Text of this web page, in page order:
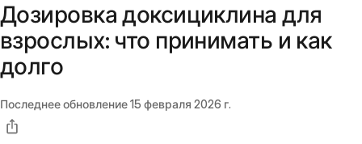
Дозировка доксициклина для
взрослых: что принимать и как
долго
Последнее обновление15 февраля 2026 г.